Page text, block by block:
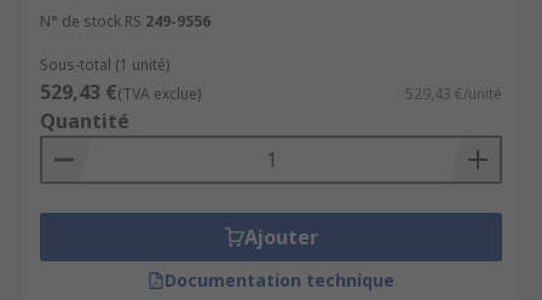
N° de stock RS 249-9556
Sous-total (1 unité)
529,43 €(TVA exclue) 529,43 €/unité
Quantité
Ajouter
Documentation technique